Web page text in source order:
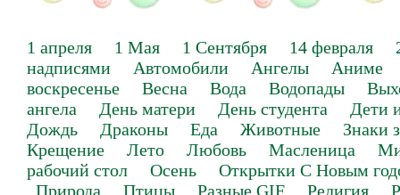
1 апреля 1 Мая 1 Сентября 14 февраля
надписями
Автомобили Ангелы
Аниме
воскресенье
Весна Вода Водопады
ангела
День матери День студента
Дети
Дождь
Драконы Еда Животные
Знаки
Крещение
Лето Любовь Масленица
рабочий стол
Осень
Открытки С Новым
Природа
Птицы Разные GIF Религия